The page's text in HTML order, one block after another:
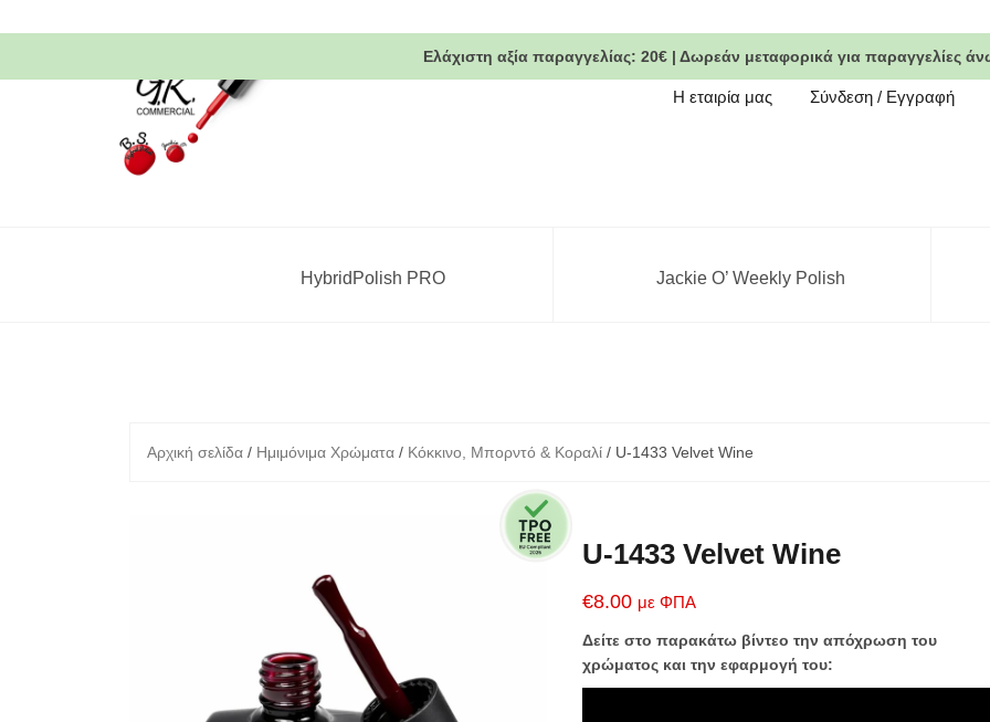
to
Ελάχιστη αξία παραγγελίας: 20€ | Δωρεάν μεταφορικά για παραγγελίες
Η εταιρία μας Σύνδεση / Εγγραφή
HybridPolish PRO Jackie O’ Weekly Polish
Αρχική σελίδα / Ημιμόνιμα Χρώματα / Κόκκινο, Μπορντό & Κοραλί / U-1433 Velvet Wine
U-1433 Velvet Wine
€8.00 με ΦΠΑ
Δείτε στο παρακάτω βίντεο την απόχρωση του
χρώματος και την εφαρμογή του: